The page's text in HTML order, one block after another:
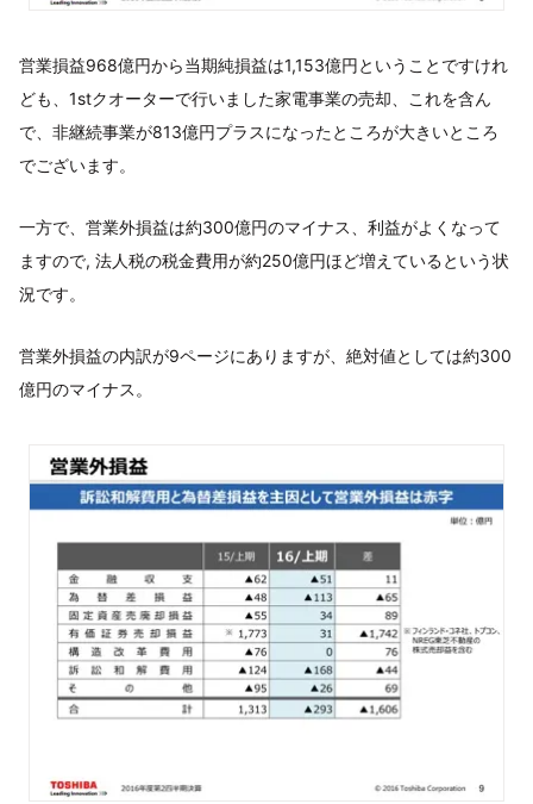
営業損益968億円から当期純損益は1,153億円ということですけれ
ども、1stクオーターで行いました家電事業の売却、これを含ん
で、非継続事業が813億円プラスになったところが大きいところ
でございます。
一方で、営業外損益は約300億円のマイナス、利益がよくなって
ますので, 法人税の税金費用が約250億円ほど増えているという状
況です。
営業外損益の内訳が9ページにありますが、絶対値としては約300
億円のマイナス。